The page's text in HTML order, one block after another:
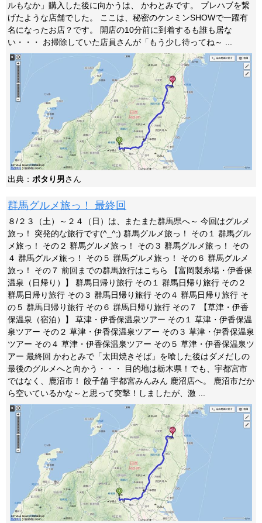
ルもなか」購入した後に向かうは、 かわとみです。 プレハブを繋
げたような店舗でした。 ここは、秘密のケンミンSHOWで一躍有
名になったお店？です。 開店の10分前に到着するも誰も居な
い・・・ お掃除していた店員さんが「もう少し待ってね～ ...
出典： ポタり男さん
群馬グルメ旅っ！ 最終回
８/２３（土）～２４（日）は、またまた群馬県へ～ 今回はグルメ
旅っ！ 突発的な旅行です(^_^;) 群馬グルメ旅っ！ その１ 群馬グル
メ旅っ！ その２ 群馬グルメ旅っ！ その３ 群馬グルメ旅っ！ その
４ 群馬グルメ旅っ！ その５ 群馬グルメ旅っ！ その６ 群馬グルメ
旅っ！ その７ 前回までの群馬旅行はこちら 【富岡製糸場・伊香保
温泉（日帰り）】 群馬日帰り旅行 その１ 群馬日帰り旅行 その２
群馬日帰り旅行 その３ 群馬日帰り旅行 その４ 群馬日帰り旅行 そ
の５ 群馬日帰り旅行 その６ 群馬日帰り旅行 その７ 【草津・伊香
保温泉（宿泊）】 草津・伊香保温泉ツアー その１ 草津・伊香保温
泉ツアー その２ 草津・伊香保温泉ツアー その３ 草津・伊香保温泉
ツアー その４ 草津・伊香保温泉ツアー その５ 草津・伊香保温泉ツ
アー 最終回 かわとみで「太田焼きそば」を喰した後はダメだしの
最後のグルメへと向かう・・・ 目的地は栃木県！でも、宇都宮市
ではなく、鹿沼市！ 餃子舗 宇都宮みんみん 鹿沼店へ。 鹿沼市だか
ら空いているかな～と思って突撃！しましたが、激 ...